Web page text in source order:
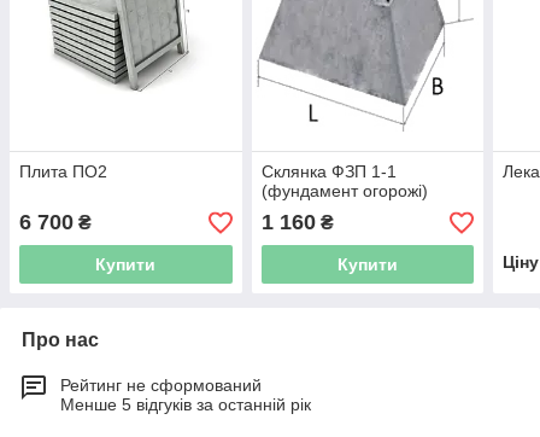
Плита ПО2
6 700 ₴
Купити
Склянка ФЗП 1-1
(фундамент огорожі)
1 160₴
Купити
Про нас
Рейтинг не сформований
Менше 5 відгуків за останній рік